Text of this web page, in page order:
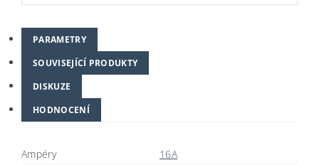
PARAMETRY
SOUVISEJÍCÍ PRODUKTY
DISKUZE
HODNOCENÍ
Ampéry
16A